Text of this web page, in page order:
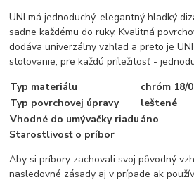
UNI má jednoduchý, elegantný hladký
sadne každému do ruky. Kvalitná
dodáva univerzálny vzhľad a preto je
stolovanie, pre každú príležitosť -
Typ materiálu
chróm 18/0
Typ povrchovej úpravy
leštené
Vhodné do umývačky riadu áno
Starostlivosť o príbor
Aby si príbory zachovali svoj pôvodný
nasledovné zásady aj v prípade ak